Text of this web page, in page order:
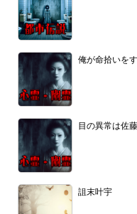
俺が命拾いを
目の異常は佐
詛末叶宇